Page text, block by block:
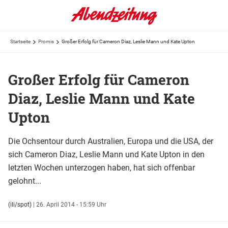
Startseite Promis Großer Erfolg für Cameron Diaz, Leslie Mann und Kate Upton
Großer Erfolg für Cameron
Diaz, Leslie Mann und Kate
Upton
Die Ochsentour durch Australien, Europa und die USA, der
sich Cameron Diaz, Leslie Mann und Kate Upton in den
letzten Wochen unterzogen haben, hat sich offenbar
gelohnt...
(ili/spot) | 26. April 2014 - 15:59 Uhr